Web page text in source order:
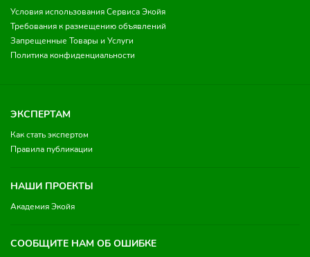
Условия использования Сервиса Экойя
Требования к размещению объявлений
Запрещенные Товары и Услуги
Политика конфиденциальности
ЭКСПЕРТАМ
Как стать экспертом
Правила публикации
НАШИ ПРОЕКТЫ
Академия Экойя
СООБЩИТЕ НАМ ОБ ОШИБКЕ